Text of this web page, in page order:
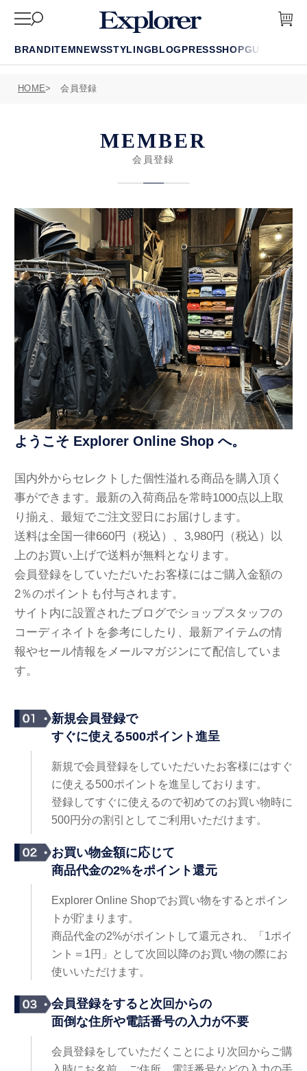
BRANDITEMNEWSSTYLINGBLOGPRESSSHOPGUIDE
HOME 会員登録
MEMBER
会員登録
ようこそ Explorer Online Shop へ。
国内外からセレクトした個性溢れる商品を購入頂く
事ができます。最新の入荷商品を常時1000点以上取
り揃え、最短でご注文翌日にお届けします。
送料は全国一律660円（税込）、3,980円（税込）以
上のお買い上げで送料が無料となります。
会員登録をしていただいたお客様にはご購入金額の
2％のポイントも付与されます。
サイト内に設置されたブログでショップスタッフの
コーディネイトを参考にしたり、最新アイテムの情
報やセール情報をメールマガジンにて配信していま
す。
新規会員登録で
すぐに使える500ポイント進呈
新規で会員登録をしていただいたお客様にはすぐ
に使える500ポイントを進呈しております。
登録してすぐに使えるので初めてのお買い物時に
500円分の割引としてご利用いただけます。
お買い物金額に応じて
商品代金の2%をポイント還元
Explorer Online Shopでお買い物をするとポイン
トが貯まります。
商品代金の2%がポイントして還元され、「1ポイ
ント＝1円」として次回以降のお買い物の際にお
使いいただけます。
会員登録をすると次回からの
面倒な住所や電話番号の入力が不要
会員登録をしていただくことにより次回からご購